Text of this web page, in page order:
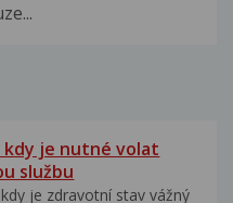
kdy je nutné volat
službu
je zdravotní stav vážný